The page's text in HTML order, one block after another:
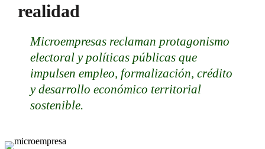
realidad
Microempresas reclaman protagonismo
electoral y políticas públicas que
impulsen empleo, formalización, crédito
y desarrollo económico territorial
sostenible.